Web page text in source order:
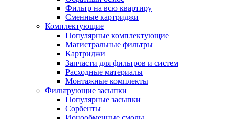
Фильтр на всю квартиру
Сменные картриджи
Комплектующие
Популярные комплектующие
Магистральные фильтры
Картриджи
Запчасти для фильтров и систем
Расходные материалы
Монтажные комплекты
Фильтрующие засыпки
Популярные засыпки
Сорбенты